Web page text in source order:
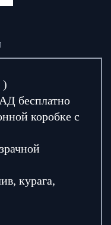
)
бесплатно
коробке с
курага,